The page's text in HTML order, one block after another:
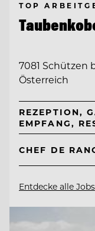
TOP
7081 Schützen
Österreich
REZEPTION,
EMPFANG,
CHEF DE
Entdecke alle Jobs